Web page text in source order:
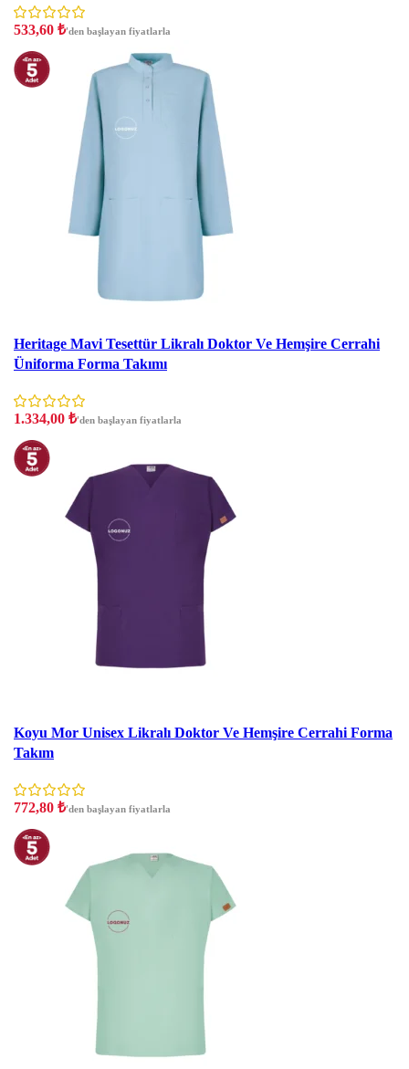
533,60 ₺'den başlayan fiyatlarla
Heritage Mavi Tesettür Likralı Doktor Ve Hemşire Cerrahi
Üniforma Forma Takımı
1.334,00 ₺'den başlayan fiyatlarla
Koyu Mor Unisex Likralı Doktor Ve Hemşire Cerrahi Forma
Takım
772,80 ₺'den başlayan fiyatlarla